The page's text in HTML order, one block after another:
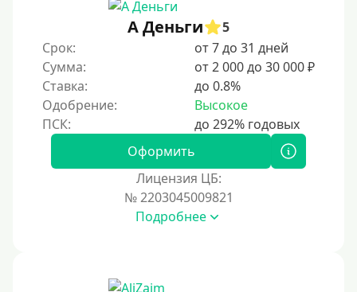
100 дней
4 месяца
5 месяцев
На полгода
10 месяцев
А Деньги
5
Срок:
от 7 до 31 дней
Сумма:
от 2 000 до 30 000 ₽
Ставка:
до 0.8%
Одобрение:
Высокое
Оформить
Лицензия ЦБ:
№ 2203045009821
Подробнее